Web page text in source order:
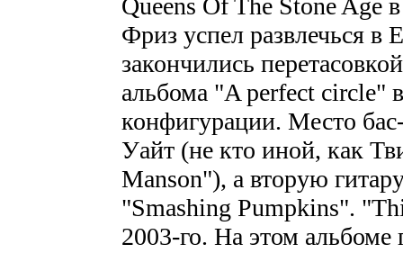
Queens Of The Stone Age
Фриз успел развлечься в
закончились
альбома "A perfect circle"
конфигурации. Место
Уайт (не кто иной, как
Manson"), а вторую
"Smashing Pumpkins".
2003-го. На этом альбоме